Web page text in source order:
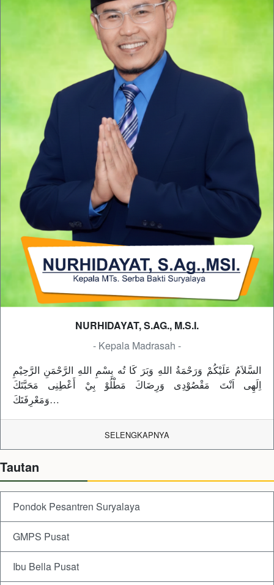
NURHIDAYAT, S.AG., M.S.I.
- Kepala Madrasah -
السَّلاَمُ عَلَيْكُمْ وَرَحْمَةُ اللهِ وَبَرَ كَا تُه بِسْمِ اللهِ الرَّحْمَنِ الرَّحِيْمِ
اِلَهِى اَنْتَ مَقْصُوْدِى وَرِضَاكَ مَطْلُوْ بِيْ أَعْطِنِى مَحَبَّتَكَ
وَمَعْرِفَتَكَ…
SELENGKAPNYA
Tautan
Pondok Pesantren Suryalaya
GMPS Pusat
Ibu Bella Pusat